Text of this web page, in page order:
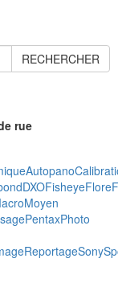
RECHERCHER
rue
Autopano
DXOFisheyeFlore
Moyen
PentaxPhoto
ReportageSony